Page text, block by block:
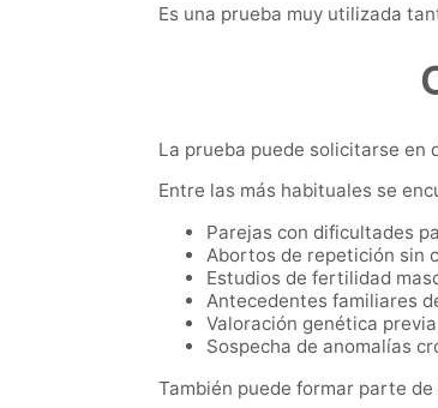
Es una prueba muy utilizada
La prueba puede solicitarse en
Entre las más habituales se
Parejas con dificultades
Abortos de repetición sin
Estudios de fertilidad
Antecedentes familiares
Valoración genética
Sospecha de anomalías
También puede formar parte